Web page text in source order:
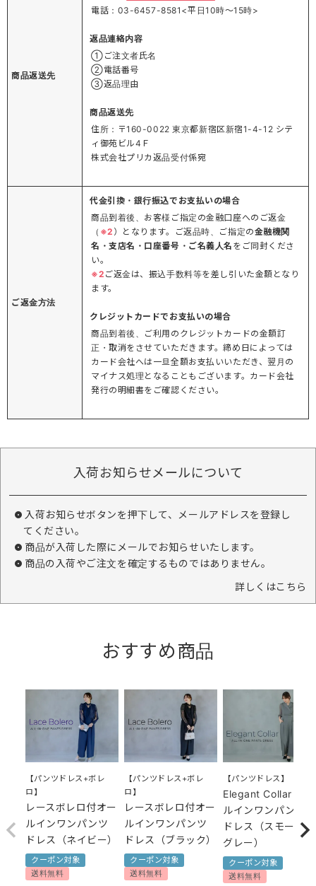
商品返送先
電話：03-6457-8581<平日10時～15時>
返品連絡内容
①ご注文者氏名
②電話番号
③返品理由
商品返送先
住所：〒160-0022 東京都新宿区新宿1-4-12 シテ
ィ御苑ビル4Ｆ
株式会社プリカ返品受付係宛
ご返金方法
代金引換・銀行振込でお支払いの場合
商品到着後、お客様ご指定の金融口座へのご返金
（ ※2 ）となります。ご返品時、ご指定の金融機関
名・支店名・口座番号・ご名義人名 をご同封くださ
い。
※2 ご返金は、振込手数料等を差し引いた金額となり
ます。
クレジットカードでお支払いの場合
商品到着後、ご利用のクレジットカードの金額訂
正・取消をさせていただきます。締め日によっては
カード会社へは一旦全額お支払いいただき、翌月の
マイナス処理となることもございます。カード会社
発行の明細書をご確認ください。
入荷お知らせメールについて
入荷お知らせボタンを押下して、メールアドレスを登録し
てください。
商品が入荷した際にメールでお知らせいたします。
商品の入荷やご注文を確定するものではありません。
詳しくはこちら
おすすめ商品
【パンツドレス+ボレ
ロ】
レースボレロ付オー
ルインワンパンツ
ドレス（ネイビー）
クーポン対象
送料無料
【パンツドレス+ボレ
ロ】
レースボレロ付オー
ルインワンパンツ
ドレス（ブラック）
クーポン対象
送料無料
【パンツドレス】
Elegant Collar オー
ルインワンパンツ
ドレス（スモーキー
グレー）
クーポン対象
送料無料